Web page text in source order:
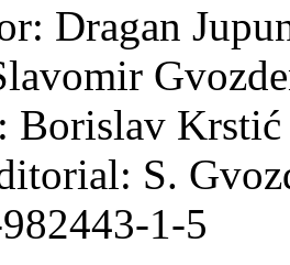
Dragan
Borislav
S.
1-5